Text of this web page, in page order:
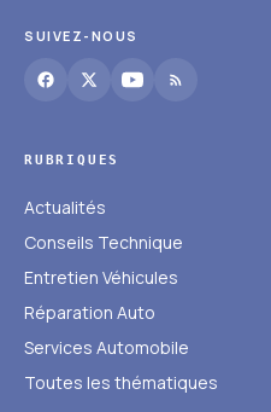
SUIVEZ-NOUS
RUBRIQUES
Actualités
Conseils Technique
Entretien Véhicules
Réparation Auto
Services Automobile
Toutes les thématiques